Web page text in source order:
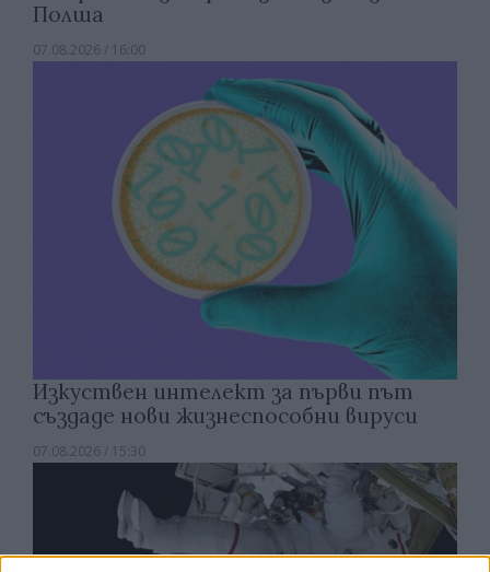
Полша
07.08.2026 / 16:00
Изкуствен интелект за първи път
създаде нови жизнеспособни вируси
07.08.2026 / 15:30